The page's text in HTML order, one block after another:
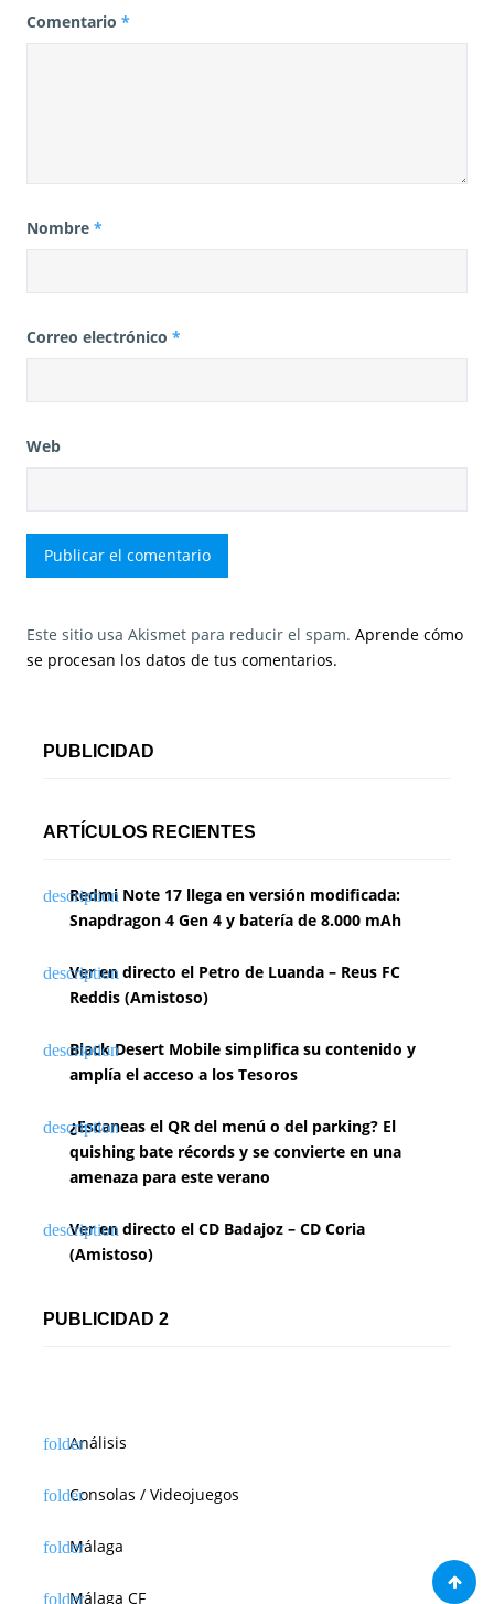
Comentario *
Nombre *
Correo electrónico *
Web
Este sitio usa Akismet para reducir el spam. Aprende cómo
se procesan los datos de tus comentarios.
PUBLICIDAD
ARTÍCULOS RECIENTES
Redmi Note 17 llega en versión modificada:
Snapdragon 4 Gen 4 y batería de 8.000 mAh
Ver en directo el Petro de Luanda – Reus FC
Reddis (Amistoso)
Black Desert Mobile simplifica su contenido y
amplía el acceso a los Tesoros
¿Escaneas el QR del menú o del parking? El
quishing bate récords y se convierte en una
amenaza para este verano
Ver en directo el CD Badajoz – CD Coria
(Amistoso)
PUBLICIDAD 2
Análisis
Consolas / Videojuegos
Málaga
Málaga CF